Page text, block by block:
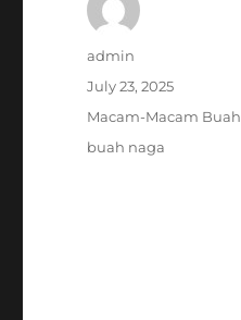
Author
admin
Posted
July 23, 2025
Categories
Macam-Macam Buah
Tags
buah naga